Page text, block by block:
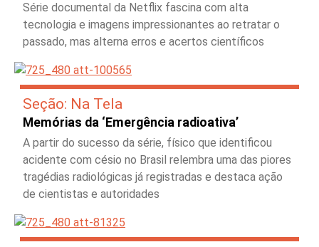
Série documental da Netflix fascina com alta
tecnologia e imagens impressionantes ao retratar o
passado, mas alterna erros e acertos científicos
Seção: Na Tela
Memórias da ‘Emergência radioativa’
A partir do sucesso da série, físico que identificou
acidente com césio no Brasil relembra uma das piores
tragédias radiológicas já registradas e destaca ação
de cientistas e autoridades